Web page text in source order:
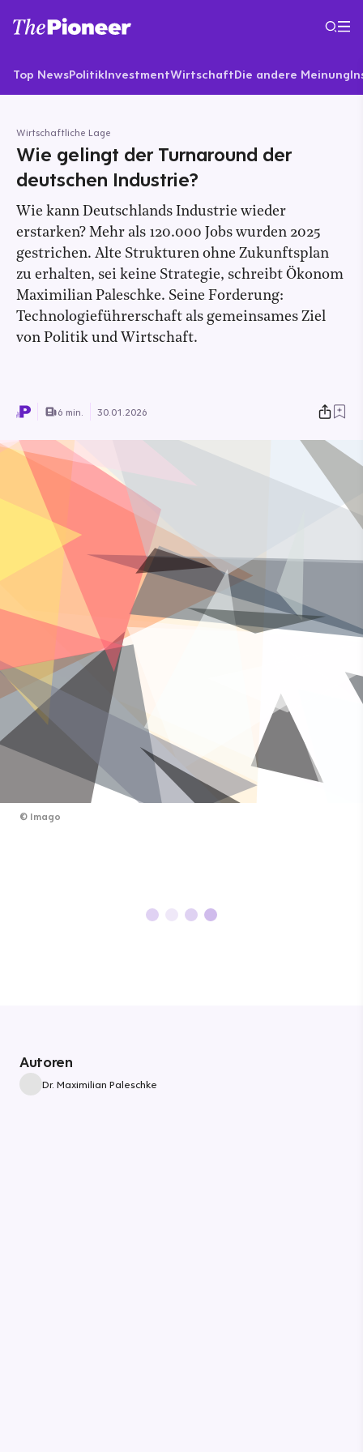
Top NewsPolitikInvestmentWirtschaftDie andere Meinung
Wirtschaftliche Lage
Wie gelingt der Turnaround der
deutschen Industrie?
Wie kann Deutschlands Industrie wieder
erstarken? Mehr als 120.000 Jobs wurden 2025
gestrichen. Alte Strukturen ohne Zukunftsplan
zu erhalten, sei keine Strategie, schreibt Ökonom
Maximilian Paleschke. Seine Forderung:
Technologieführerschaft als gemeinsames Ziel
von Politik und Wirtschaft.
6 min. 30.01.2026
© Imago
Autoren
Dr. Maximilian Paleschke